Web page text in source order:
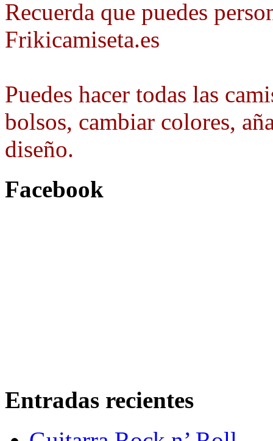
Recuerda que puedes
Frikicamiseta.es
Puedes hacer todas las
bolsos, cambiar colores,
diseño.
Facebook
Entradas recientes